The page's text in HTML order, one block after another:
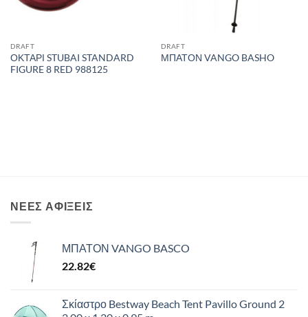
DRAFT
ΟΚΤΑΡΙ STUBAI STANDARD
FIGURE 8 RED 988125
DRAFT
ΜΠΑΤΟΝ VANGO BASHO
ΝΈΕΣ ΑΦΊΞΕΙΣ
ΜΠΑΤΟΝ VANGO BASCO
22.82€
Σκίαστρο Bestway Beach Tent Pavillo Ground 2